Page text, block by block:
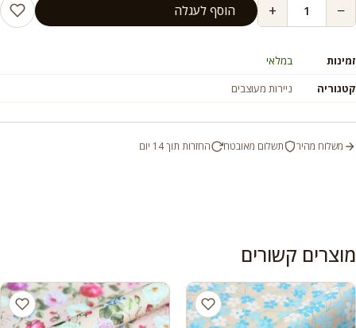
−
+ הוסף לעגלה
זמינות
במלאי
קטגוריה
ניירות מעוצבים
משלוח מהיר תשלום מאובטח החזרות תוך 14 יום
מוצרים קשורים